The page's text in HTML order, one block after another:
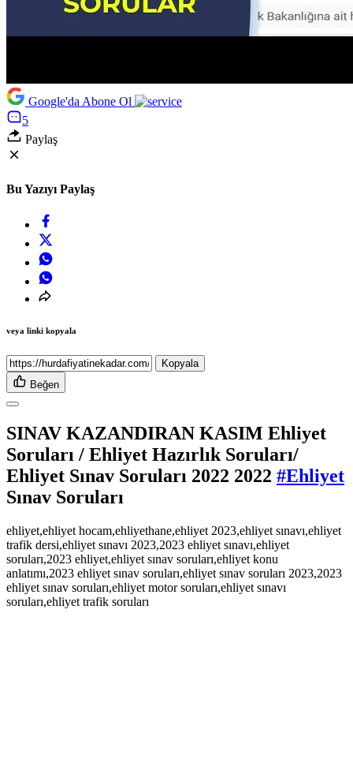
Google'da Abone Ol
5
Paylaş
Bu Yazıyı Paylaş
veya linki kopyala
Kopyala
Beğen
SINAV KAZANDIRAN KASIM Ehliyet
Soruları / Ehliyet Hazırlık Soruları/
Ehliyet Sınav Soruları 2022 2022 #Ehliyet
Sınav Soruları
ehliyet,ehliyet hocam,ehliyethane,ehliyet 2023,ehliyet sınavı,ehliyet
trafik dersi,ehliyet sınavı 2023,2023 ehliyet sınavı,ehliyet
soruları,2023 ehliyet,ehliyet sınav soruları,ehliyet konu
anlatımı,2023 ehliyet sınav soruları,ehliyet sınav soruları 2023,2023
ehliyet sınav soruları,ehliyet motor soruları,ehliyet sınavı
soruları,ehliyet trafik soruları